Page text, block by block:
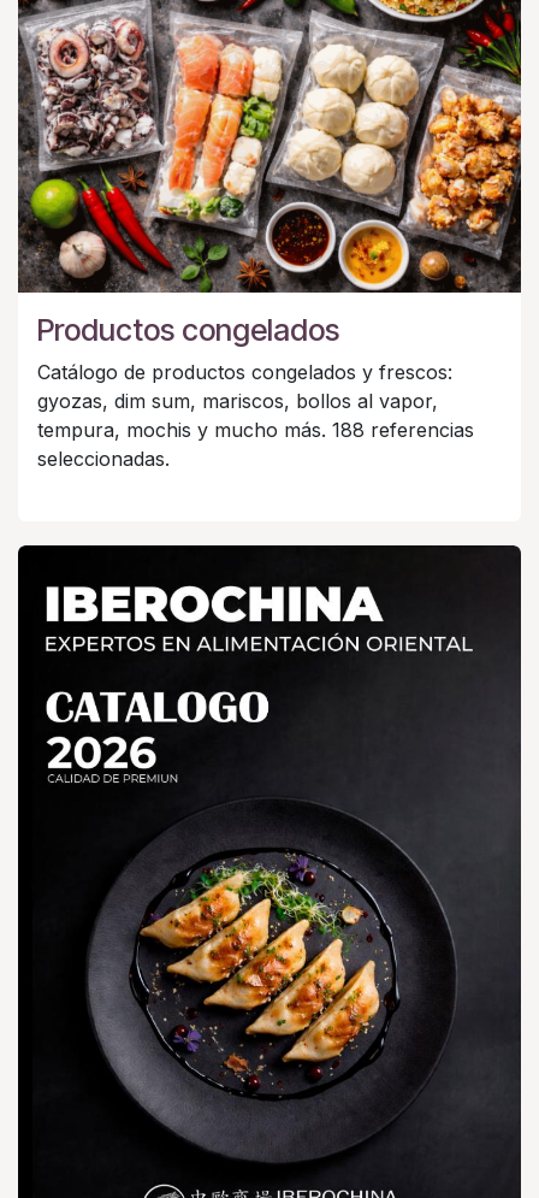
Productos congelados
Catálogo de productos congelados y frescos:
gyozas, dim sum, mariscos, bollos al vapor,
tempura, mochis y mucho más. 188 referencias
seleccionadas.